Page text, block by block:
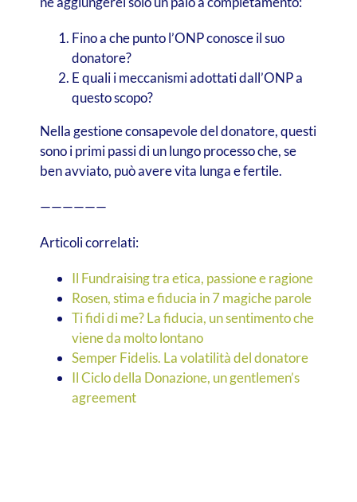
Fino a che punto l’ONP conosce il suo
donatore?
E quali i meccanismi adottati dall’ONP a
questo scopo?
Nella gestione consapevole del donatore, questi
sono i primi passi di un lungo processo che, se
ben avviato, può avere vita lunga e fertile.
——————
Articoli correlati:
Il Fundraising tra etica, passione e ragione
Rosen, stima e fiducia in 7 magiche parole
Ti fidi di me? La fiducia, un sentimento che
viene da molto lontano
Semper Fidelis. La volatilità del donatore
Il Ciclo della Donazione, un gentlemen’s
agreement